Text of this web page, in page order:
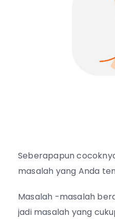
Seberapapun
masalah yang Anda
Masalah -masalah
jadi masalah yang